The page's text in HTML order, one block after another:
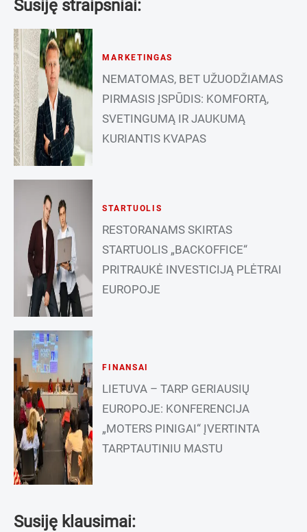
Susiję straipsniai:
MARKETINGAS
NEMATOMAS, BET UŽUODŽIAMAS
PIRMASIS ĮSPŪDIS: KOMFORTĄ,
SVETINGUMĄ IR JAUKUMĄ
KURIANTIS KVAPAS
STARTUOLIS
RESTORANAMS SKIRTAS
STARTUOLIS „BACKOFFICE“
PRITRAUKĖ INVESTICIJĄ PLĖTRAI
EUROPOJE
FINANSAI
LIETUVA – TARP GERIAUSIŲ
EUROPOJE: KONFERENCIJA
„MOTERS PINIGAI“ ĮVERTINTA
TARPTAUTINIU MASTU
Susiję klausimai: